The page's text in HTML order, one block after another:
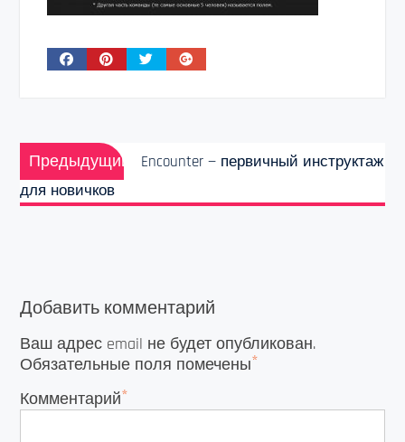
Навигация
по
записям
Предыдущий
запись:
Encounter — первичный инструктаж
для новичков
Добавить комментарий
Ваш адрес email не будет опубликован.
Обязательные поля помечены*
Комментарий*